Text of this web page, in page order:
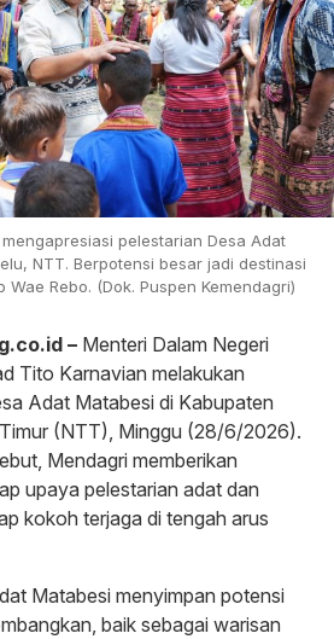
pelestarian Desa Adat
NTT. Berpotensi besar jadi destinasi
Rebo. (Dok. Puspen Kemendagri)
– Menteri Dalam Negeri
Tito Karnavian melakukan
Adat Matabesi di Kabupaten
(NTT), Minggu (28/6/2026).
Mendagri memberikan
upaya pelestarian adat dan
kokoh terjaga di tengah arus
Matabesi menyimpan potensi
baik sebagai warisan